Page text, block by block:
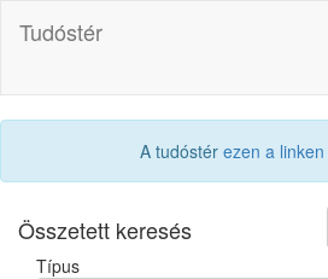
Tudóstér
A tudóstér ezen a linken
Összetett keresés
Típus